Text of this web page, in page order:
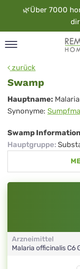
🌿Über 7000
zurück
Swamp
Swamp
Hauptname:
Synonyme:
Swamp
Hauptgruppe:
Arzneimittel
Malaria officinalisC6